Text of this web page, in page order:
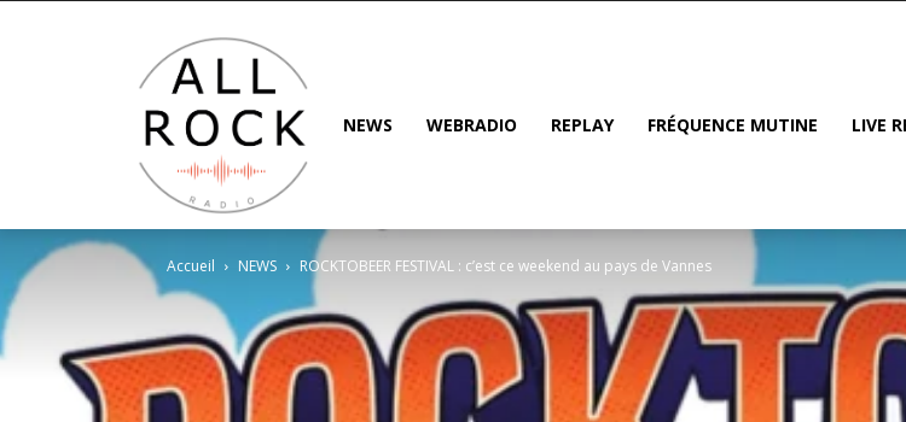
NEWS WEBRADIO REPLAY FRÉQUENCE MUTINE LIVE
Accueil NEWS ROCKTOBEER FESTIVAL : c’est ce weekend au pays de Vannes